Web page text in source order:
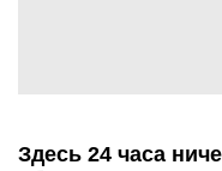
Здесь 24 часа